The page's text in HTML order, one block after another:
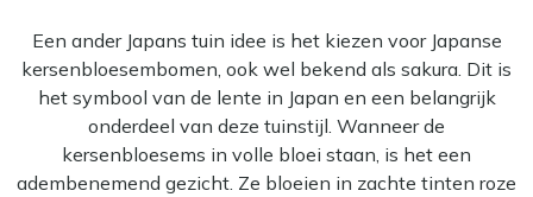
Een ander Japans tuin idee is het kiezen voor Japanse
kersenbloesembomen, ook wel bekend als sakura. Dit is
het symbool van de lente in Japan en een belangrijk
onderdeel van deze tuinstijl. Wanneer de
kersenbloesems in volle bloei staan, is het een
adembenemend gezicht. Ze bloeien in zachte tinten roze